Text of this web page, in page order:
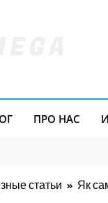
ПРО НАС
статьи Як